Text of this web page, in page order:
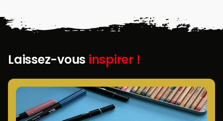
Laissez-vous inspirer !